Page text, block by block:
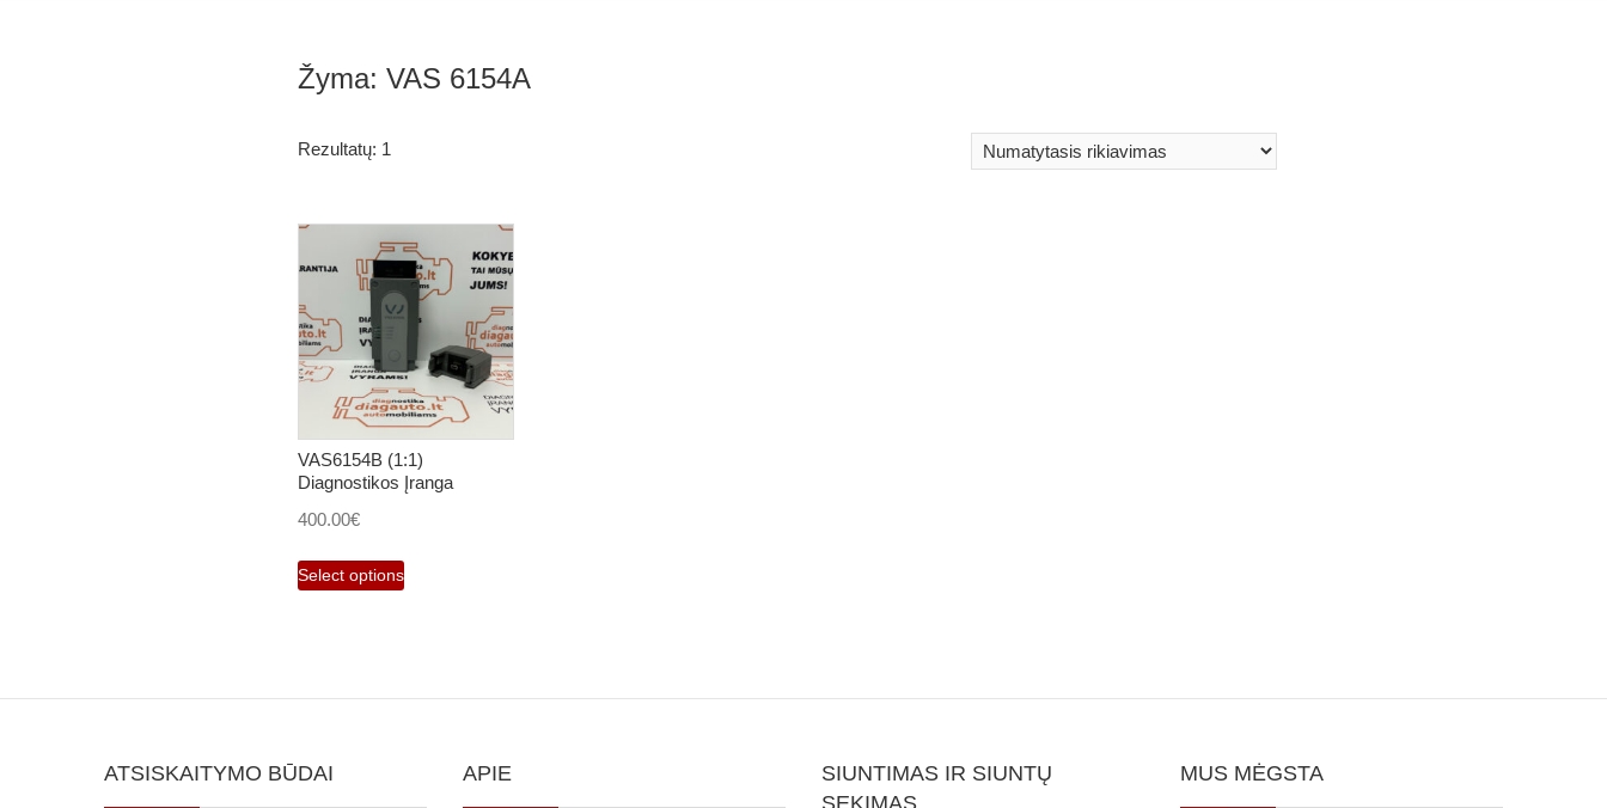
Žyma: VAS 6154A
Rezultatų: 1
VAS6154B (1:1)
Diagnostikos Įranga
400.00€
Select options
ATSISKAITYMO BŪDAI APIE
SIUNTIMAS IR SIUNTŲ
SEKIMAS
MUS MĖGSTA